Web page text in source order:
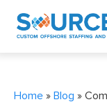
Home » Blog »